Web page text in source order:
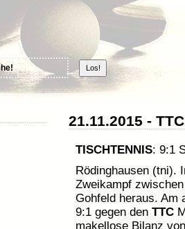
21.11.2015 -
TISCHTENNIS: 9:1
Rödinghausen (tni).
Zweikampf
Gohfeld heraus. Am
9:1 gegen den TTC
makellose Bilanz